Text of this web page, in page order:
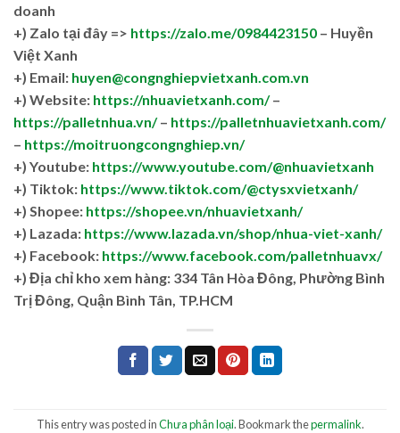
doanh
+) Zalo tại đây => https://zalo.me/0984423150 – Huyền
Việt Xanh
+) Email: huyen@congnghiepvietxanh.com.vn
+) Website: https://nhuavietxanh.com/–
https://palletnhua.vn/– https://palletnhuavietxanh.com/
– https://moitruongcongnghiep.vn/
+) Youtube: https://www.youtube.com/@nhuavietxanh
+) Tiktok: https://www.tiktok.com/@ctysxvietxanh/
+) Shopee: https://shopee.vn/nhuavietxanh/
+) Lazada: https://www.lazada.vn/shop/nhua-viet-xanh/
+) Facebook: https://www.facebook.com/palletnhuavx/
+) Địa chỉ kho xem hàng: 334 Tân Hòa Đông, Phường Bình
Trị Đông, Quận Bình Tân, TP.HCM
This entry was posted inChưa phân loại. Bookmark thepermalink.